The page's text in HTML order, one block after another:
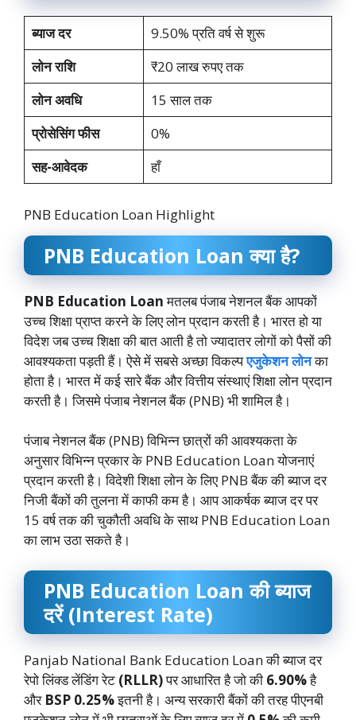
ब्याज दर
9.50% प्रति वर्ष से शुरू
लोन राशि
₹20 लाख रुपए तक
लोन अवधि
15 साल तक
प्रोसेसिंग फीस
0%
सह-आवेदक
हाँ
PNB Education Loan Highlight
PNB Education Loan क्या है?
PNB Education Loanमतलब पंजाब नेशनल बैंक आपकों
उच्च शिक्षा प्राप्त करने के लिए लोन प्रदान करती है। भारत हो या
विदेश जब उच्च शिक्षा की बात आती है तो ज्यादातर लोगों को पैसों की
आवश्यकता पड़ती हैं। ऐसे में सबसे अच्छा विकल्पएजुकेशन लोनका
होता है। भारत में कई सारे बैंक और वित्तीय संस्थाएं शिक्षा लोन प्रदान
करती है। जिसमे पंजाब नेशनल बैंक (PNB) भी शामिल है।
पंजाब नेशनल बैंक (PNB) विभिन्न छात्रों की आवश्यकता के
अनुसार विभिन्न प्रकार के PNB Education Loan योजनाएं
प्रदान करती है। विदेशी शिक्षा लोन के लिए PNB बैंक की ब्याज दर
निजी बैंकों की तुलना में काफी कम है। आप आकर्षक ब्याज दर पर
15 वर्ष तक की चुकौती अवधि के साथ PNB Education Loan
का लाभ उठा सकते है।
PNB Education Loan की ब्याज
दरें (Interest Rate)
Panjab National Bank Education Loan की ब्याज दर
रेपो लिंक्ड लेंडिंग रेट (RLLR)पर आधारित है जो की 6.90%है
औरBSP 0.25%इतनी है। अन्य सरकारी बैंकों की तरह पीएनबी